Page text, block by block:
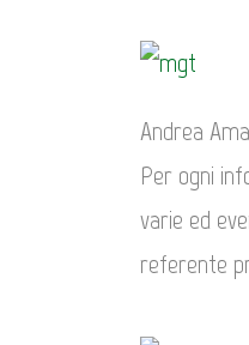
Andrea
Per ogni
varie ed
referente